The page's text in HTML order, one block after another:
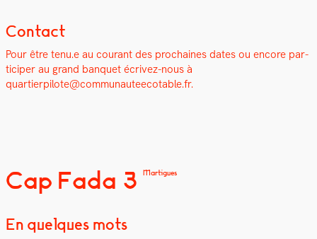
Contact
Pour être tenu.e au courant des prochaines dates ou encore par­
ticiper au grand ban­quet écrivez-nous à
quartierpilote@communauteecotable.fr.
Cap Fada 3 Martigues
En quelques mots